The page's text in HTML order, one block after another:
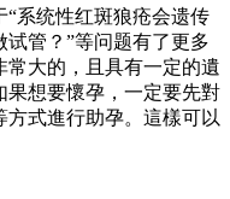
统性红斑狼疮会遗传
管？”等问题有了更多
常大的，且具有一定的遺
果想要懷孕，一定要先對
式進行助孕。這樣可以